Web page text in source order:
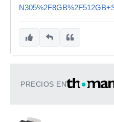
PRECIOS EN